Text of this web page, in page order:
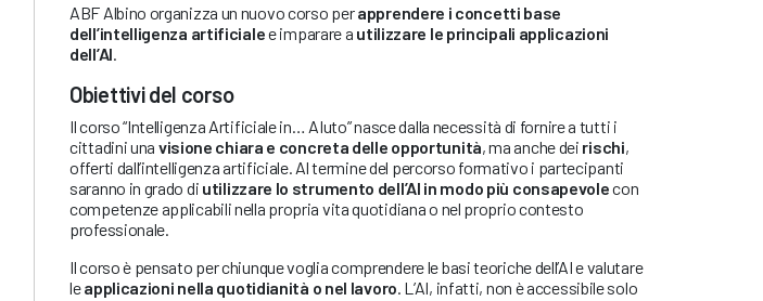
ABF Albino organizza un nuovo corso perapprendere i concetti base
dell’intelligenza artificialee imparare a utilizzare le principali applicazioni
dell’AI
Obiettivi del corso
Il corso “Intelligenza Artificiale in… AIuto” nasce dalla necessità di fornire a tutti i
cittadini una visione chiara e concreta delle opportunità, ma anche dei rischi,
offerti dall’intelligenza artificiale. Al termine del percorso formativo i partecipanti
saranno in grado di utilizzare lo strumento dell’AI in modo più consapevolecon
competenze applicabili nella propria vita quotidiana o nel proprio contesto
professionale.
Il corso è pensato per chiunque voglia comprendere le basi teoriche dell’AI e valutare
leapplicazioni nella quotidianità o nel lavoro . L’AI, infatti, non è accessibile solo